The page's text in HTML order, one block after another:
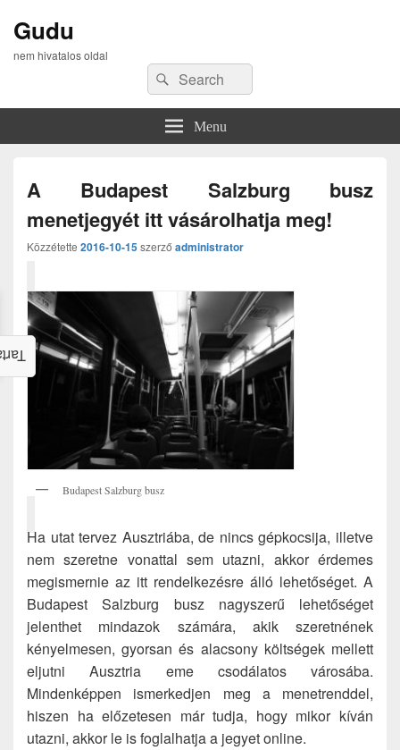
Gudu
nem hivatalos oldal
Search
for:
Search
Menu
A Budapest Salzburg busz
menetjegyét itt vásárolhatja meg!
Közzétette 2016-10-15szerző administrator
Budapest Salzburg busz
Ha utat tervez Ausztriába, de nincs gépkocsija, illetve
nem szeretne vonattal sem utazni, akkor érdemes
megismernie az itt rendelkezésre álló lehetőséget. A
Budapest Salzburg busz nagyszerű lehetőséget
jelenthet mindazok számára, akik szeretnének
kényelmesen, gyorsan és alacsony költségek mellett
eljutni Ausztria eme csodálatos városába.
Mindenképpen ismerkedjen meg a menetrenddel,
hiszen ha előzetesen már tudja, hogy mikor kíván
utazni, akkor le is foglalhatja a jegyet online.